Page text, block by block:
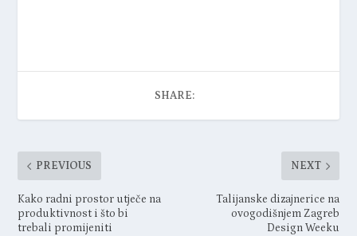
SHARE:
PREVIOUS
Kako radni prostor utječe na
produktivnost i što bi
trebali promijeniti
NEXT
Talijanske dizajnerice na
ovogodišnjem Zagreb
Design Weeku